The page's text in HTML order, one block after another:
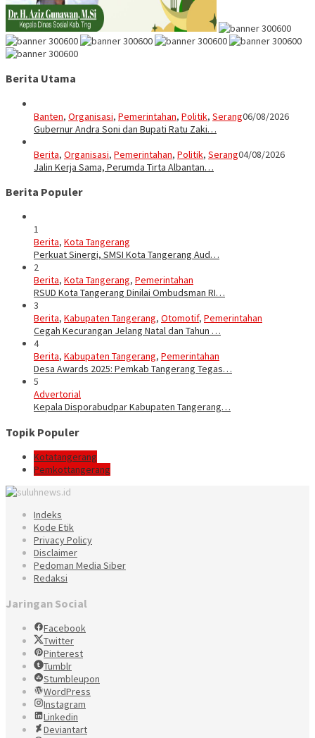
Berita Utama
Banten, Organisasi, Pemerintahan, Politik, Serang06/08/2026
Gubernur Andra Soni dan Bupati Ratu Zaki…
Berita, Organisasi, Pemerintahan, Politik, Serang04/08/2026
Jalin Kerja Sama, Perumda Tirta Albantan…
Berita Populer
1
Berita, Kota Tangerang
Perkuat Sinergi, SMSI Kota Tangerang Aud…
2
Berita, Kota Tangerang, Pemerintahan
RSUD Kota Tangerang Dinilai Ombudsman RI…
3
Berita, Kabupaten Tangerang, Otomotif, Pemerintahan
Cegah Kecurangan Jelang Natal dan Tahun …
4
Berita, Kabupaten Tangerang, Pemerintahan
Desa Awards 2025: Pemkab Tangerang Tegas…
5
Advertorial
Kepala Disporabudpar Kabupaten Tangerang…
Topik Populer
Kotatangerang
Pemkottangerang
Indeks
Kode Etik
Privacy Policy
Disclaimer
Pedoman Media Siber
Redaksi
Jaringan Social
Facebook
Twitter
Pinterest
Tumblr
Stumbleupon
WordPress
Instagram
Linkedin
Deviantart